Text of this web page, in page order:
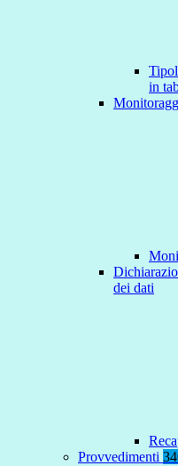
in
dei dati
Provvedimenti